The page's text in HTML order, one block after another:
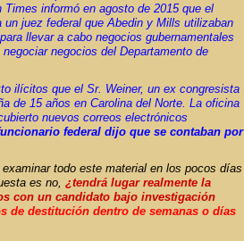
Times informó en agosto de 2015 que el
juez federal que Abedin y Mills utilizaban
llevar a cabo negocios gubernamentales
negociar negocios del Departamento de
ilícitos que el Sr. Weiner, un ex congresista
de 15 años en Carolina del Norte. La oficina
nuevos correos electrónicos
federal dijo que se contaban por
todo este material en los pocos días
es no, ¿tendrá lugar realmente la
con un candidato bajo investigación
de destitución dentro de semanas o días